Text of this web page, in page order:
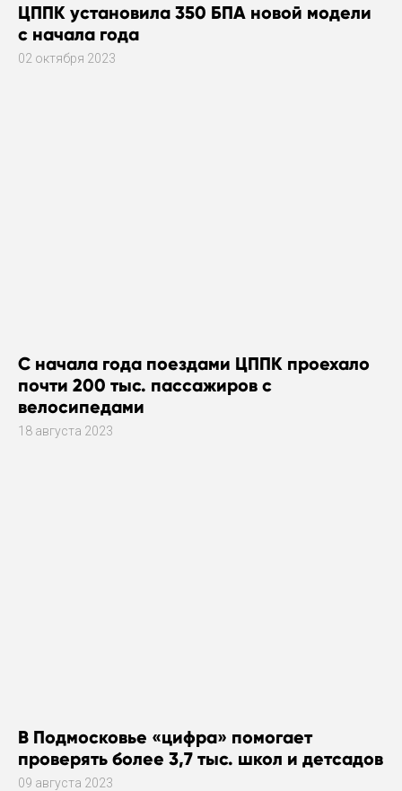
ЦППК установила 350 БПА новой модели
с начала года
02 октября 2023
С начала года поездами ЦППК проехало
почти 200 тыс. пассажиров с
велосипедами
18 августа 2023
В Подмосковье «цифра» помогает
проверять более 3,7 тыс. школ и детсадов
09 августа 2023